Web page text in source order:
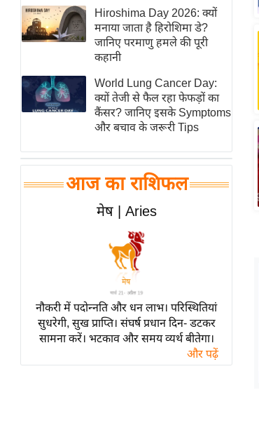
ई-पेपर
मिसाल बेमिसाल
शख्सियत
यंग इंडिया
साहित्य जगत
ऑटो वर्ल्ड
मनोरंजन जगत
बॉलीवुड
हॉलीवुड
Breaking
लाइफस्टाइल
टेक्नॉलॉजी
ब्यूटी/फैशन
Hiroshima Day 2026: क्यों
मनाया जाता है हिरोशिमा डे?
जानिए परमाणु हमले की पूरी
कहानी
World Lung Cancer Day:
क्यों तेजी से फैल रहा फेफड़ों का
कैंसर? जानिए इसके Symptoms
और बचाव के जरूरी Tips
आज का राशिफल
मेष | Aries
नौकरी में पदोन्नति और धन लाभ। परिस्थितियां
सुधरेगी, सुख प्राप्ति। संघर्ष प्रधान दिन- डटकर
सामना करें। भटकाव और समय व्यर्थ बीतेगा।
और पढ़ें